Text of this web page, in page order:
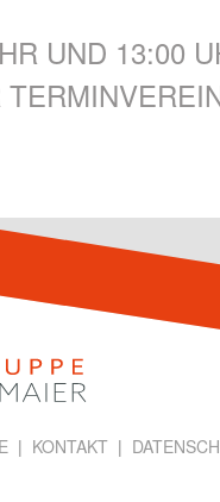
UND 13:00
| KONTAKT |